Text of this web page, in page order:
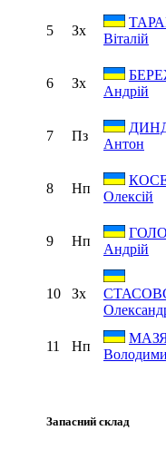
5 Зх
Віталій
6 Зх
Андрій
7 Пз
Антон
8 Нп
Олексій
9 Нп
Андрій
10 Зх
11 Нп
Запасний склад